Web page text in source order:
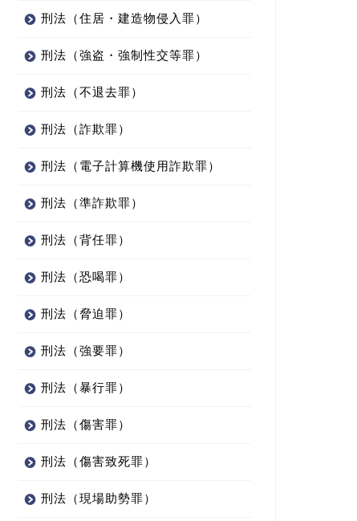
刑法（住居・建造物侵入罪）
刑法（強盗・強制性交等罪）
刑法（不退去罪）
刑法（詐欺罪）
刑法（電子計算機使用詐欺罪）
刑法（準詐欺罪）
刑法（背任罪）
刑法（恐喝罪）
刑法（脅迫罪）
刑法（強要罪）
刑法（暴行罪）
刑法（傷害罪）
刑法（傷害致死罪）
刑法（現場助勢罪）